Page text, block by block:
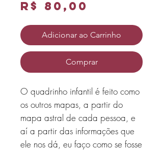
R$ 80,00
Adicionar ao Carrinho
Comprar
O quadrinho infantil é feito como
os outros mapas, a partir do
mapa astral de cada pessoa, e
aí a partir das informações que
ele nos dá, eu faço como se fosse